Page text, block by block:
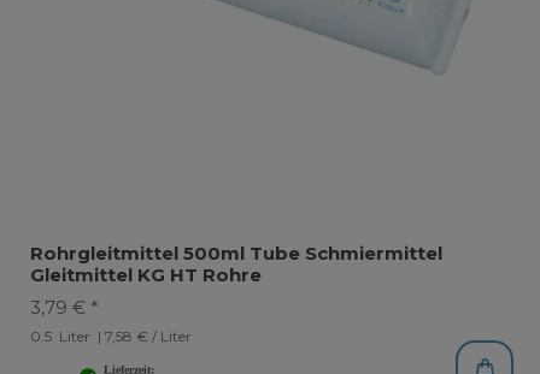
Rohrgleitmittel 500ml Tube Schmiermittel
Gleitmittel KG HT Rohre
3,79 € *
0.5 Liter | 7,58 € / Liter